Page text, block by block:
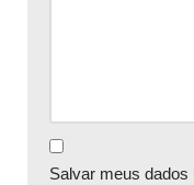
Salvar meus